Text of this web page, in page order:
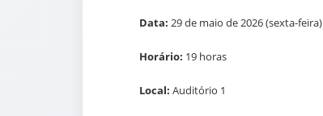
Data: 29 de maio de 2026 (sexta-feira)
Horário: 19 horas
Local: Auditório 1